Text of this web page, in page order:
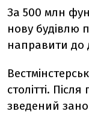
За 500 млн
нову будівлю
направити до
столітті.
зведений